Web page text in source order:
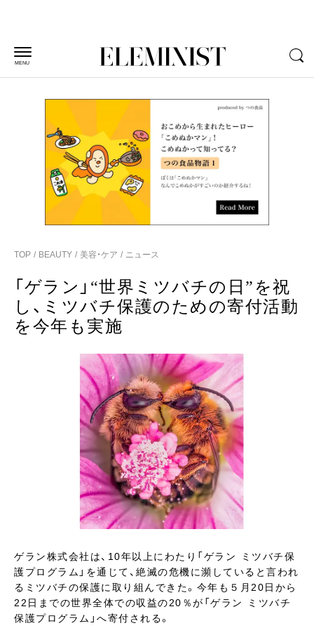
MENU
TOP BEAUTY 美容・ケア ニュース
「ゲラン」“世界ミツバチの日”を祝
し、ミツバチ保護のための寄付活動
を今年も実施
ゲラン株式会社は、10年以上にわたり「ゲラン ミツバチ保
護プログラム」を通じて、絶滅の危機に瀕していると言われ
るミツバチの保護に取り組んできた。今年も５月20日から
22日までの世界全体での収益の20％が「ゲラン ミツバチ
保護プログラム」へ寄付される。